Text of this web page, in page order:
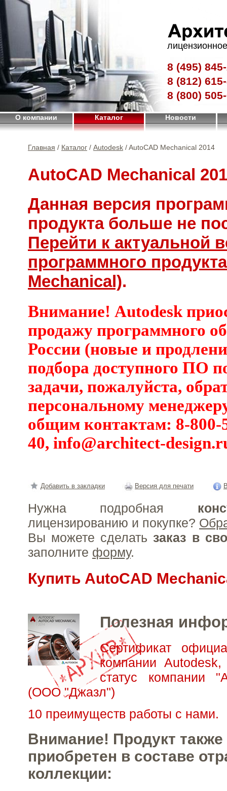
8 (495)
8 (812)
8 (800)
О компании Каталог Новости
Главная / Каталог / Autodesk / AutoCAD Mechanical 2014
AutoCAD Mechanical
Данная версия
продукта больше не
Перейти к актуальной
программного
Mechanical).
Внимание! Autodesk
продажу программного
России (новые и
подбора доступного ПО
задачи, пожалуйста,
персональному
общим контактам: 8-800-
40, info@architect-
Добавить в закладки Версия для печати
Нужна подробная
лицензированию и покупке?
Вы можете сделать заказ в
заполните форму.
Купить AutoCAD
Полезная
Сертификат
компании
статус компании
(ООО "Джазл")
10 преимуществ работы с нами.
Внимание! Продукт
приобретен в составе
коллекции: